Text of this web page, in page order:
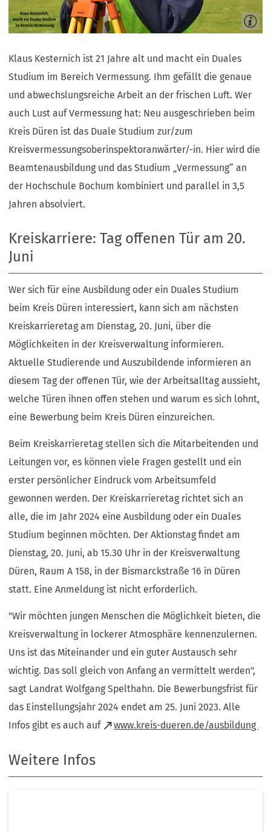
Klaus Kesternich ist 21 Jahre alt und macht ein Duales
Studium im Bereich Vermessung. Ihm gefällt die genaue
und abwechslungsreiche Arbeit an der frischen Luft. Wer
auch Lust auf Vermessung hat: Neu ausgeschrieben beim
Kreis Düren ist das Duale Studium zur/zum
Kreisvermessungsoberinspektoranwärter/-in. Hier wird die
Beamtenausbildung und das Studium „Vermessung“ an
der Hochschule Bochum kombiniert und parallel in 3,5
Jahren absolviert.
Kreiskarriere: Tag offenen Tür am 20.
Juni
Wer sich für eine Ausbildung oder ein Duales Studium
beim Kreis Düren interessiert, kann sich am nächsten
Kreiskarrieretag am Dienstag, 20. Juni, über die
Möglichkeiten in der Kreisverwaltung informieren.
Aktuelle Studierende und Auszubildende informieren an
diesem Tag der offenen Tür, wie der Arbeitsalltag aussieht,
welche Türen ihnen offen stehen und warum es sich lohnt,
eine Bewerbung beim Kreis Düren einzureichen.
Beim Kreiskarrieretag stellen sich die Mitarbeitenden und
Leitungen vor, es können viele Fragen gestellt und ein
erster persönlicher Eindruck vom Arbeitsumfeld
gewonnen werden. Der Kreiskarrieretag richtet sich an
alle, die im Jahr 2024 eine Ausbildung oder ein Duales
Studium beginnen möchten. Der Aktionstag findet am
Dienstag, 20. Juni, ab 15.30 Uhr in der Kreisverwaltung
Düren, Raum A 158, in der Bismarckstraße 16 in Düren
statt. Eine Anmeldung ist nicht erforderlich.
"Wir möchten jungen Menschen die Möglichkeit bieten, die
Kreisverwaltung in lockerer Atmosphäre kennenzulernen.
Uns ist das Miteinander und ein guter Austausch sehr
wichtig. Das soll gleich von Anfang an vermittelt werden",
sagt Landrat Wolfgang Spelthahn. Die Bewerbungsfrist für
das Einstellungsjahr 2024 endet am 25. Juni 2023. Alle
Infos gibt es auch auf
www.kreis-dueren.de/ausbildung
(Öffnet
einem
neuen
Weitere Infos